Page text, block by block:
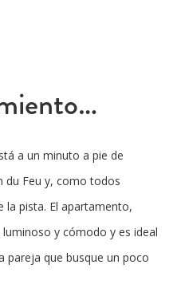
a un minuto a pie de
du Feu y, como todos
la pista. El apartamento,
y cómodo y es ideal
pareja que busque un poco